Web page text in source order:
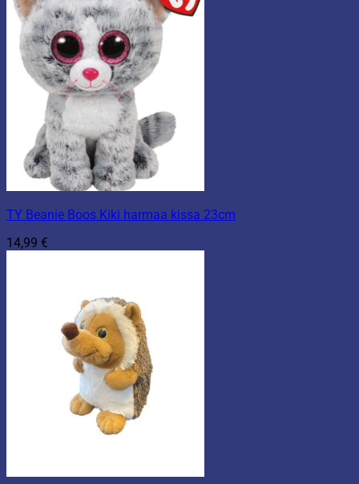
TY Beanie Boos Kiki harmaa kissa 23cm
14,99 €